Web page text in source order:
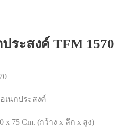
ระสงค์ TFM 1570
เนกประสงค์
x 75 Cm. (กว้าง x ลึก x สูง)